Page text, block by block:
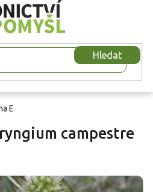
Hledat
E
campestre